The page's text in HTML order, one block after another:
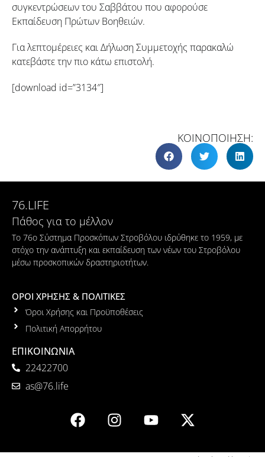
συγκεντρώσεων του Σαββάτου που αφορούσε
Εκπαίδευση Πρώτων Βοηθειών.
Για λεπτομέρειες και Δήλωση Συμμετοχής παρακαλώ
κατεβάστε την πιο κάτω επιστολή.
[download id=”3134″]
ΚΟΙΝΟΠΟΙΗΣΗ:
76.LIFE
Πάθος για το μέλλον
Το 76ο Σύστημα Προσκόπων Στροβόλου ιδρύθηκε το 1959, με
στόχο την ανάπτυξη και εκπαίδευση των νέων του Στροβόλου
μέσω προσκοπικών δραστηριοτήτων.
ΟΡΟΙ ΧΡΗΣΗΣ & ΠΟΛΙΤΙΚΕΣ
Όροι Χρήσης και Προϋποθέσεις
Πολιτική Απορρήτου
ΕΠΙΚΟΙΝΩΝΙΑ
22422700
as@76.life